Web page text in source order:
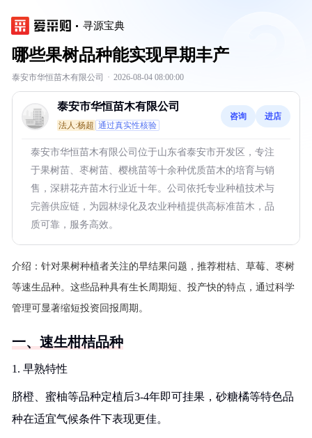
寻源宝典
哪些果树品种能实现早期丰产
泰安市华恒苗木有限公司 · 2026-08-04 08:00:00
泰安市华恒苗木有限公司
法人:杨超 通过真实性核验
咨询 进店
泰安市华恒苗木有限公司位于山东省泰安市开发区，专注
于果树苗、枣树苗、樱桃苗等十余种优质苗木的培育与销
售，深耕花卉苗木行业近十年。公司依托专业种植技术与
完善供应链，为园林绿化及农业种植提供高标准苗木，品
质可靠，服务高效。
介绍： 针对果树种植者关注的早结果问题，推荐柑桔、草莓、枣树
等速生品种。这些品种具有生长周期短、投产快的特点，通过科学
管理可显著缩短投资回报周期。
一、速生柑桔品种
1. 早熟特性
脐橙、蜜柚等品种定植后3-4年即可挂果，砂糖橘等特色品
种在适宜气候条件下表现更佳。